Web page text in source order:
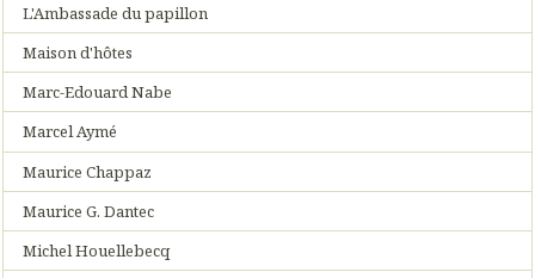
L'Ambassade du papillon
Maison d'hôtes
Marc-Edouard Nabe
Marcel Aymé
Maurice Chappaz
Maurice G. Dantec
Michel Houellebecq